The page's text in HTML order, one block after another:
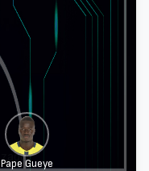
Pape Gueye